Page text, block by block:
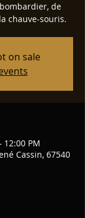
de
chauve-souris.
on sale
12:00 PM
Cassin, 67540